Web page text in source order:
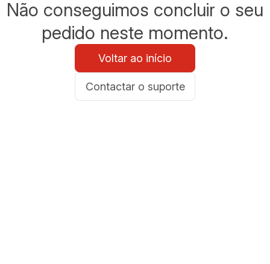
Não conseguimos concluir o seu
pedido neste momento.
Voltar ao início
Contactar o suporte